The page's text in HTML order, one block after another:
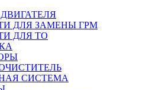
ДЛЯ ЗАМЕНЫ ГРМ
ДЛЯ ТО
СИСТЕМА